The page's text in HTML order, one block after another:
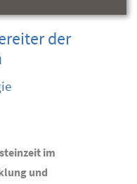
der
im
und